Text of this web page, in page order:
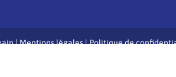
|Mentions légales|Politique de